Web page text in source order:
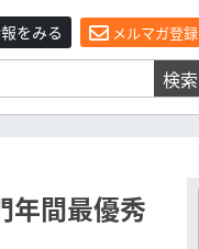
をみる メルマガ登録
検索
年間最優秀